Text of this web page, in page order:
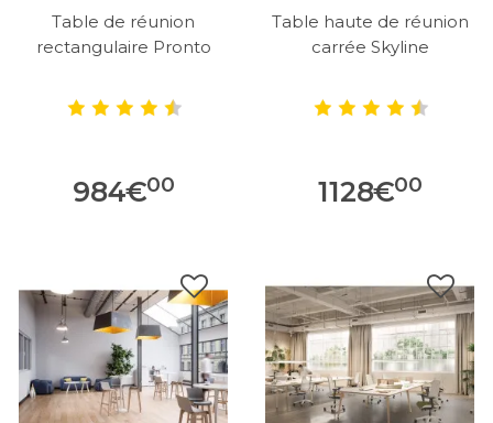
Table de réunion
rectangulaire Pronto
984€00
Table haute de réunion
carrée Skyline
1128€00